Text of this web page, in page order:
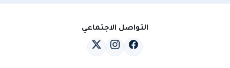
التواصل الاجتماعي